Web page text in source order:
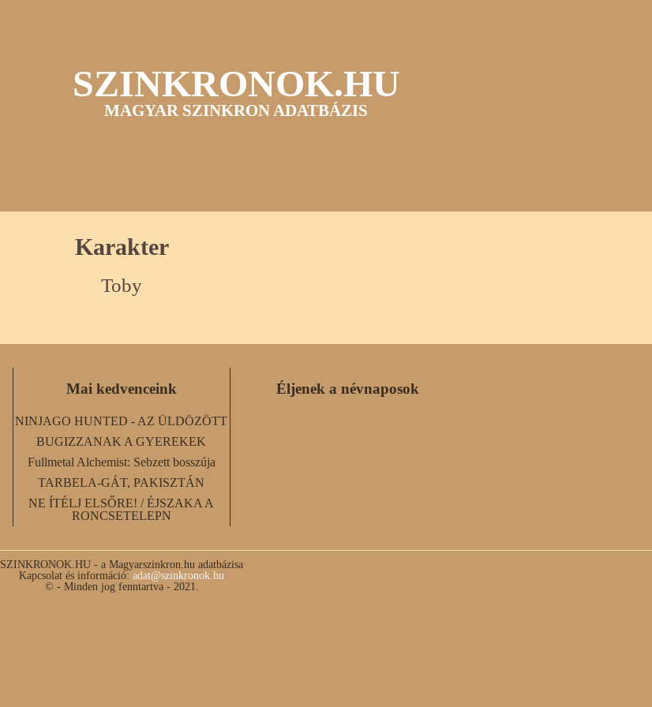
SZINKRONOK.HU
MAGYAR SZINKRON ADATBÁZIS
Karakter
Toby
Mai kedvenceink
NINJAGO HUNTED - AZ ÜLDÖZÖTT
BUGIZZANAK A GYEREKEK
Fullmetal Alchemist: Sebzett bosszúja
TARBELA-GÁT, PAKISZTÁN
NE ÍTÉLJ ELSŐRE! / ÉJSZAKA A
RONCSETELEPN
Éljenek a névnaposok
SZINKRONOK.HU - a Magyarszinkron.hu adatbázisa
Kapcsolat és információ: adat@szinkronok.hu
© - Minden jog fenntartva - 2021.